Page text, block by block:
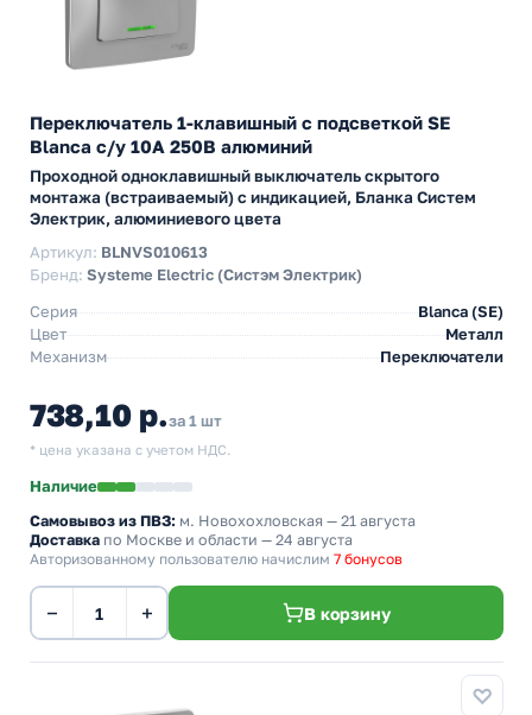
Переключатель 1-клавишный с подсветкой SE
Blanca с/у 10A 250В алюминий
Проходной одноклавишный выключатель скрытого
монтажа (встраиваемый) с индикацией, Бланка Систем
Электрик, алюминиевого цвета
Артикул: BLNVS010613
Бренд: Systeme Electric (Систэм Электрик)
Серия
Blanca (SE)
Цвет
Металл
Механизм
Переключатели
738,10 р.за 1 шт
* цена указана с учетом НДС.
Наличие
Самовывоз из ПВЗ: м. Новохохловская — 21 августа
Доставка по Москве и области — 24 августа
Авторизованному пользователю начислим 7 бонусов
− + В корзину